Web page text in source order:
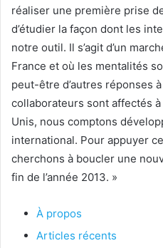
réaliser une première prise
d’étudier la façon dont les
notre outil. Il s’agit d’un
France et où les mentalités
peut-être d’autres réponses
collaborateurs sont affectés
Unis, nous comptons
international. Pour appuyer
cherchons à boucler une
fin de l’année 2013. »
À propos
Articles récents